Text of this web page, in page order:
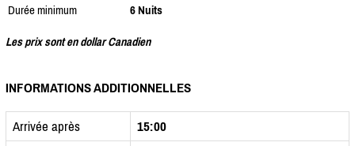
Durée minimum
6 Nuits
Les prix sont en dollar Canadien
INFORMATIONS ADDITIONNELLES
Arrivée après
15:00